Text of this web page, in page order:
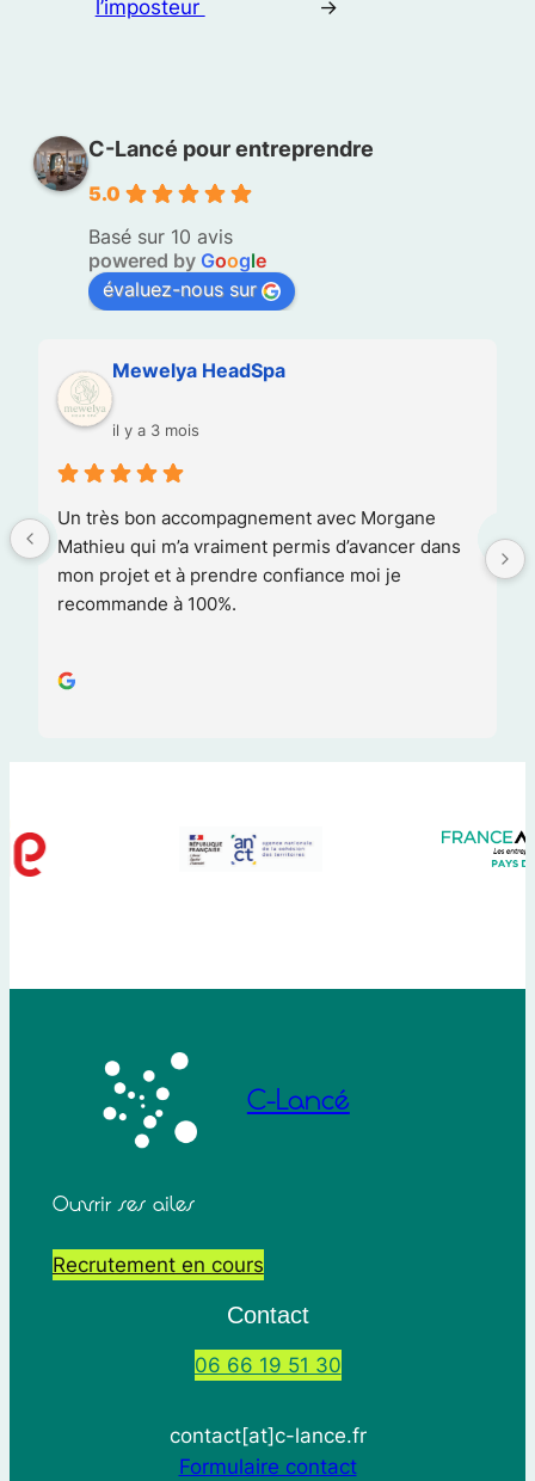
l’imposteur →
C-Lancé pour entreprendre
5.0
Basé sur 10 avis
powered by Google
évaluez-nous sur
Mewelya HeadSpa
il y a 3 mois
Un très bon accompagnement avec Morgane
Mathieu qui m’a vraiment permis d’avancer dans
mon projet et à prendre confiance moi je
recommande à 100%.
C-Lancé
Ouvrir ses ailes
Recrutement en cours
Contact
06 66 19 51 30
contact[at]c-lance.fr
Formulaire contact